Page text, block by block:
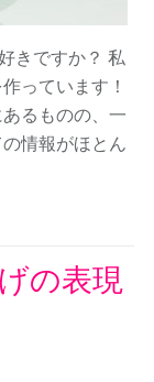
きですか？ 私
っています！
るものの、一
情報がほとん
の表現